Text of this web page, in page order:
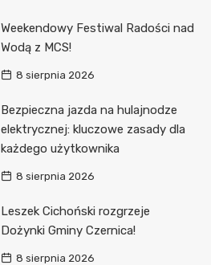
Weekendowy Festiwal Radości nad
Wodą z MCS!
8 sierpnia 2026
Bezpieczna jazda na hulajnodze
elektrycznej: kluczowe zasady dla
każdego użytkownika
8 sierpnia 2026
Leszek Cichoński rozgrzeje
Dożynki Gminy Czernica!
8 sierpnia 2026